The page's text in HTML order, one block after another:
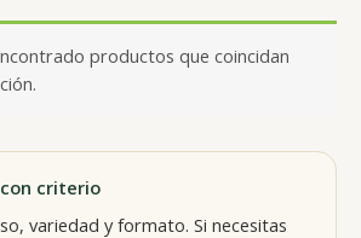
productos que coincidan
con criterio
variedad y formato. Si necesitas